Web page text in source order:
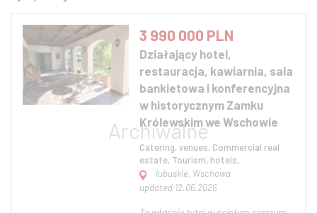
3 990 000 PLN
Działający hotel,
restauracja, kawiarnia, sala
bankietowa i konferencyjna
w historycznym Zamku
Królewskim we Wschowie
Catering, venues, Commercial real
estate, Tourism, hotels,
lubuskie, Wschowa
updated 12.06.2026